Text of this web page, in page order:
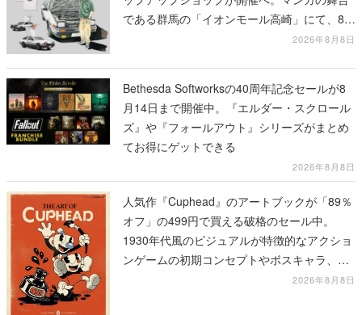
である群馬の「イオンモール高崎」にて、8月
11日から8月20日までの期間限定で開催予定
2026年8月8日
Bethesda Softworksの40周年記念セールが8
月14日まで開催中。『エルダー・スクロール
ズ』や『フォールアウト』シリーズがまとめ
てお得にゲットできる
2026年8月8日
人気作『Cuphead』のアートブックが「89％
オフ」の499円で買える破格のセール中。
1930年代風のビジュアルが特徴的なアクショ
ンゲームの初期コンセプトやボスキャラ、ス
2026年8月8日